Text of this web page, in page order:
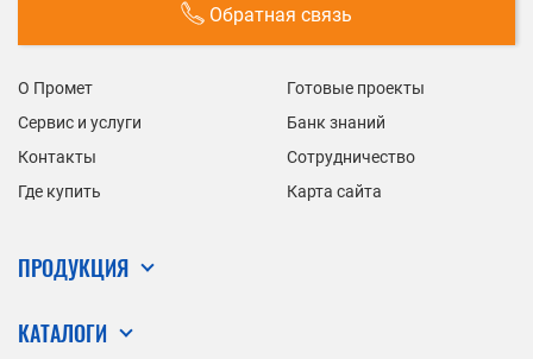
Обратная связь
О Промет
Готовые проекты
Сервис и услуги
Банк знаний
Контакты
Сотрудничество
Где купить
Карта сайта
ПРОДУКЦИЯ
КАТАЛОГИ